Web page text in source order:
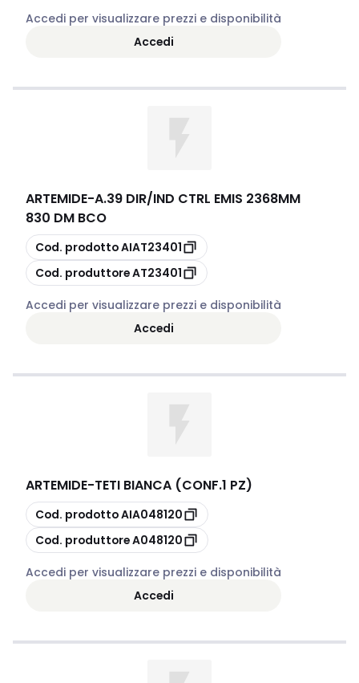
Accedi per visualizzare prezzi e disponibilità
Accedi
ARTEMIDE-A.39 DIR/IND CTRL EMIS 2368MM
830 DM BCO
copia
Cod. prodottoAIAT23401
copia
Cod. produttoreAT23401
Accedi per visualizzare prezzi e disponibilità
Accedi
ARTEMIDE-TETI BIANCA (CONF.1 PZ)
copia
Cod. prodottoAIA048120
copia
Cod. produttoreA048120
Accedi per visualizzare prezzi e disponibilità
Accedi